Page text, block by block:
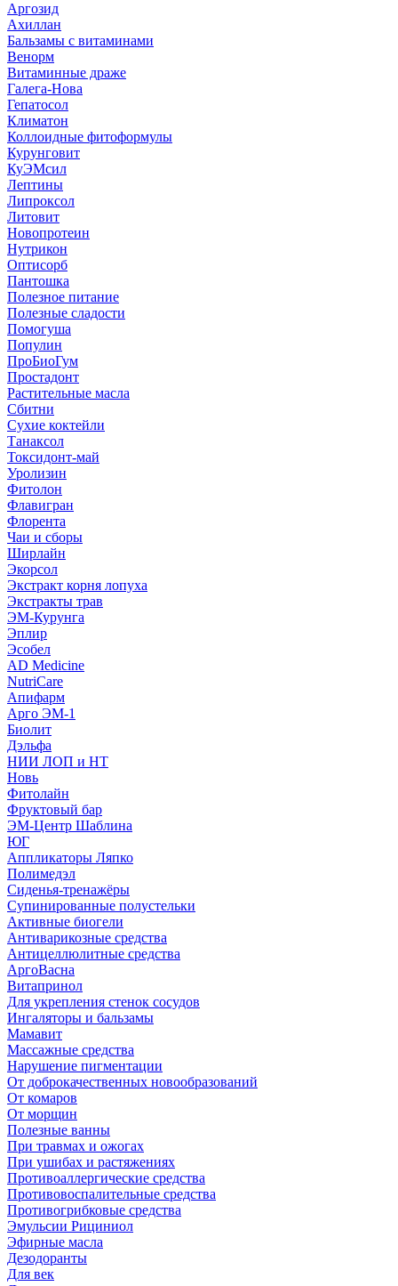
Аргозид
Ахиллан
Бальзамы с витаминами
Венорм
Витаминные драже
Галега-Нова
Гепатосол
Климатон
Коллоидные фитоформулы
Курунговит
КуЭМсил
Лептины
Липроксол
Литовит
Новопротеин
Нутрикон
Оптисорб
Пантошка
Полезное питание
Полезные сладости
Помогуша
Популин
ПроБиоГум
Простадонт
Растительные масла
Сбитни
Сухие коктейли
Танаксол
Токсидонт-май
Уролизин
Фитолон
Флавигран
Флорента
Чаи и сборы
Ширлайн
Экорсол
Экстракт корня лопуха
Экстракты трав
ЭМ-Курунга
Эплир
Эсобел
AD Medicine
NutriCare
Апифарм
Арго ЭМ-1
Биолит
Дэльфа
НИИ ЛОП и НТ
Новь
Фитолайн
Фруктовый бар
ЭМ-Центр Шаблина
ЮГ
Аппликаторы Ляпко
Полимедэл
Сиденья-тренажёры
Супинированные полустельки
Активные биогели
Антиварикозные средства
Антицеллюлитные средства
АргоВасна
Витапринол
Для укрепления стенок сосудов
Ингаляторы и бальзамы
Мамавит
Массажные средства
Нарушение пигментации
От доброкачественных новообразований
От комаров
От морщин
Полезные ванны
При травмах и ожогах
При ушибах и растяжениях
Противоаллергические средства
Противовоспалительные средства
Противогрибковые средства
Эмульсии Рициниол
Эфирные масла
Дезодоранты
Для век